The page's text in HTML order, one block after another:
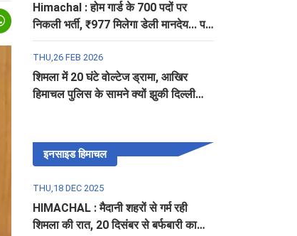
Himachal : होम गार्ड के 700 पदों पर
निकली भर्ती, ₹977 मिलेगा डेली मानदेय... पढ़ें
पूरी डिटेल
THU,26 FEB 2026
शिमला में 20 घंटे वोल्टेज ड्रामा, आखिर
हिमाचल पुलिस के सामने क्यों झुकी दिल्ली
इनसाइड हिमाचल
THU,18 DEC 2025
HIMACHAL : मैदानी शहरों से गर्म रही
शिमला की रात, 20 दिसंबर से बर्फबारी का